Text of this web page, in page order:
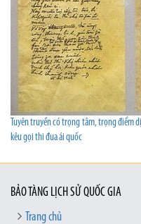
Tuyên truyền có trọng tâm, trọng điểm
kêu gọi thi đua ái quốc
BẢO TÀNG LỊCH SỬ QUỐC GIA
Trang chủ